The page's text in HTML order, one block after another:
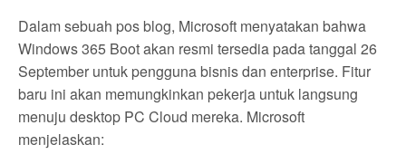
Dalam sebuah pos blog, Microsoft menyatakan bahwa
Windows 365 Boot akan resmi tersedia pada tanggal 26
September untuk pengguna bisnis dan enterprise. Fitur
baru ini akan memungkinkan pekerja untuk langsung
menuju desktop PC Cloud mereka. Microsoft
menjelaskan: